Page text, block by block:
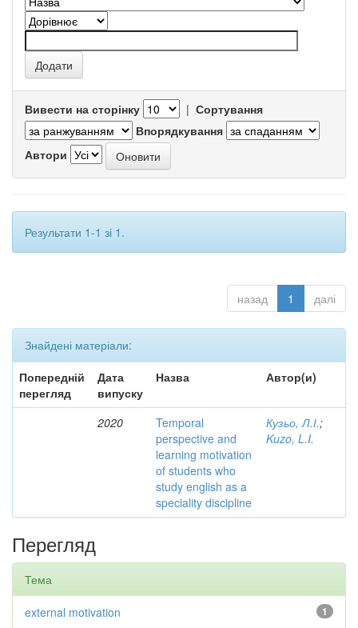
Вивести на сторінку | Сортування
Впорядкування
Автори
Результати 1-1 зі 1.
назад 1 далі
Знайдені матеріали:
Попередній
перегляд
Дата
випуску
Назва Автор(и)
2020
Temporal
perspective and
learning motivation
of students who
study english as a
speciality discipline
Кузьо, Л.І.;
Kuzo, L.I.
Перегляд
Тема
1
external motivation